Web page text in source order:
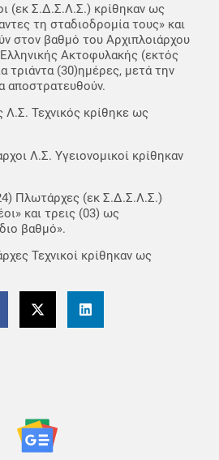
(εκ Σ.Δ.Σ.Λ.Σ.) κρίθηκαν ως
τη σταδιοδρομία τους» και
στον βαθμό του Αρχιπλοιάρχου
Ακτοφυλακής (εκτός
τριάντα (30)ημέρες, μετά την
αποστρατευθούν.
Λ.Σ. Τεχνικός κρίθηκε ως
Λ.Σ. Υγειονομικοί κρίθηκαν
Πλωτάρχες (εκ Σ.Δ.Σ.Λ.Σ.)
και τρεις (03) ως
βαθμό».
Τεχνικοί κρίθηκαν ως